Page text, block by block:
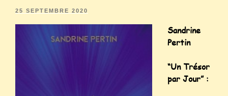
25 SEPTEMBRE 2020
Sandrine
Pertin
“Un Trésor
par Jour” :